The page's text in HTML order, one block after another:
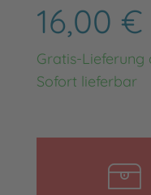
16,00 €
Gratis-Lieferung
Sofort lieferbar